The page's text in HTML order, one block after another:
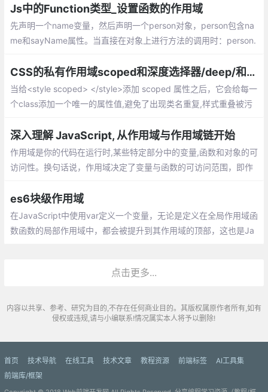
Js中的Function类型_设置函数的作用域
先声明一个name变量，然后声明一个person对象，person包含na
me和sayName属性。当直接在对象上进行方法的调用时：person.
的作用域（也就是this）指向的就是person。
CSS的私有作用域scoped和深度选择器/deep/和>>>
当给<style scoped> </style>添加 scoped 属性之后，它会给每一
个class添加一个唯一的属性值,避免了出现类名重复,样式重叠被污
深入理解 JavaScript, 从作用域与作用域链开始
作用域是你的代码在运行时,某些特定部分中的变量,函数和对象的可
访问性。换句话说，作用域决定了变量与函数的可访问范围，即作
es6块级作用域
在JavaScript中使用var定义一个变量，无论是定义在全局作用域函
数函数的局部作用域中，都会被提升到其作用域的顶部，这也是Ja
点击更多...
内容以共享、参考、研究为目的,不存在任何商业目的。其版权属原作者所有,如有
侵权或违规,请与小编联系!情况属实本人将予以删除!
首页 技术导航 在线工具 技术文章 教程资源 前端标签
AI工具集
前端库/框架